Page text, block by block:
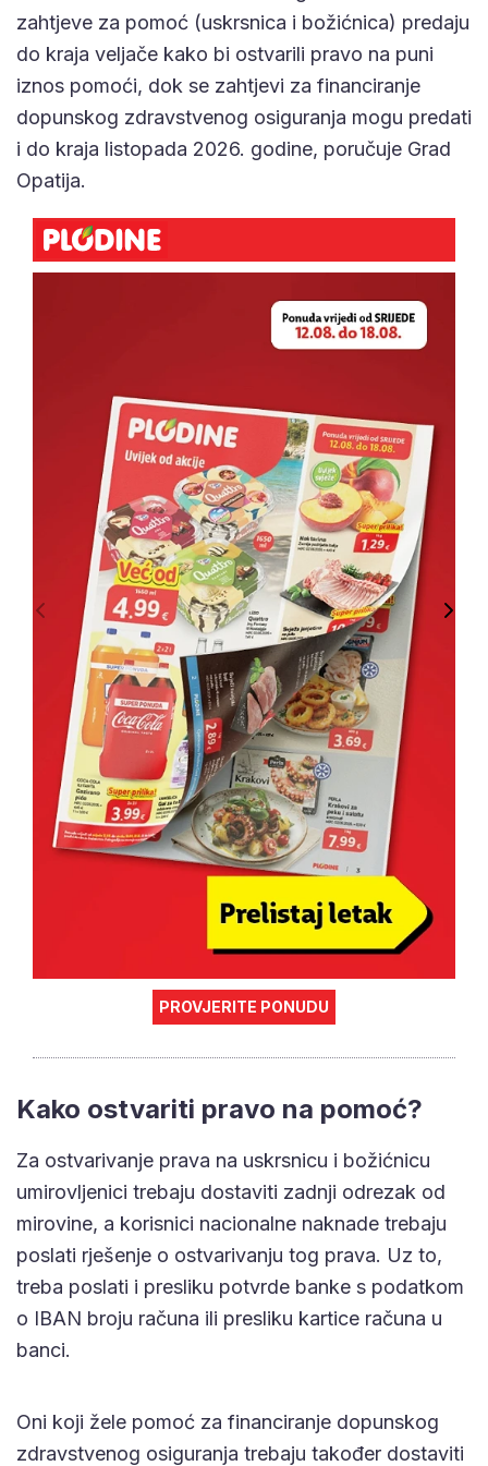
zahtjeve za pomoć (uskrsnica i božićnica) predaju
do kraja veljače kako bi ostvarili pravo na puni
iznos pomoći, dok se zahtjevi za financiranje
dopunskog zdravstvenog osiguranja mogu predati
i do kraja listopada 2026. godine, poručuje Grad
Opatija.
PROVJERITE PONUDU
Kako ostvariti pravo na pomoć?
Za ostvarivanje prava na uskrsnicu i božićnicu
umirovljenici trebaju dostaviti zadnji odrezak od
mirovine, a korisnici nacionalne naknade trebaju
poslati rješenje o ostvarivanju tog prava. Uz to,
treba poslati i presliku potvrde banke s podatkom
o IBAN broju računa ili presliku kartice računa u
banci.
Oni koji žele pomoć za financiranje dopunskog
zdravstvenog osiguranja trebaju također dostaviti